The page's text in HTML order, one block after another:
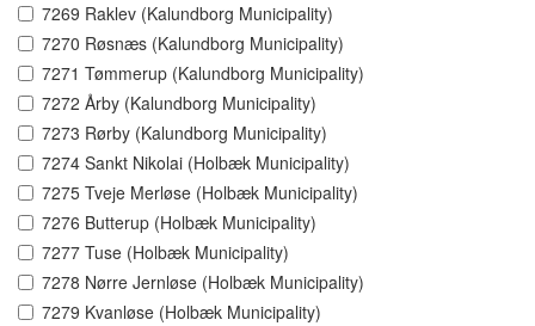
7269 Raklev (Kalundborg Municipality)
7270 Røsnæs (Kalundborg Municipality)
7271 Tømmerup (Kalundborg Municipality)
7272 Årby (Kalundborg Municipality)
7273 Rørby (Kalundborg Municipality)
7274 Sankt Nikolai (Holbæk Municipality)
7275 Tveje Merløse (Holbæk Municipality)
7276 Butterup (Holbæk Municipality)
7277 Tuse (Holbæk Municipality)
7278 Nørre Jernløse (Holbæk Municipality)
7279 Kvanløse (Holbæk Municipality)